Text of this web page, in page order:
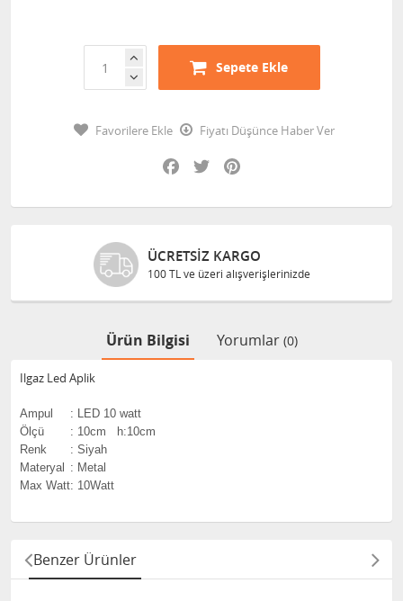
Sepete Ekle
Favorilere Ekle
Fiyatı Düşünce Haber Ver
Facebook
Twitter
ÜCRETSIZ KARGO
100 TL ve üzeri alışverişlerinizde
Ürün Bilgisi Yorumlar (0)
Ilgaz Led Aplik
Ampul : LED 10 watt
Ölçü
: 10cm h:10cm
Renk
: Siyah
Materyal : Metal
Max Watt: 10Watt
Benzer Ürünler